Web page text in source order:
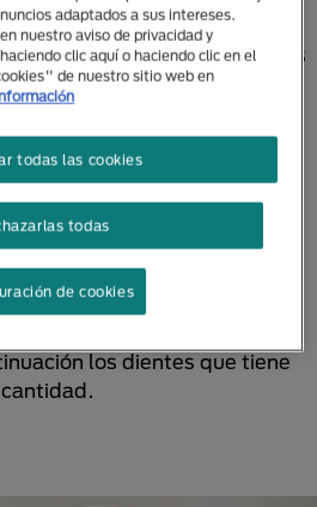
.
a que descubras cuántos
usos de cada uno de ellos,
que está conformada su
estoincluye cuidados y
el bienestar canino
son omnívoros, vemos
tipos de piezas
encontrar, tanto en
en carnívoros. Por esto
los dientes que tiene
adaptados a sus intereses.
nuestro aviso de privacidad y
clic aquí o haciendo clic en el
de nuestro sitio web en
todas
todas las cookies
de cookies